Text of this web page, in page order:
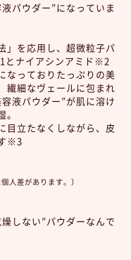
パウダー”になっていま
」を応用し、超微粒子パ
とナイアシンアミド※2
なっておりたっぷりの美
繊細なヴェールに包まれ
液パウダー”が肌に溶け
目立たなくしながら、皮
※3
人差があります。）
しない”パウダーなんで